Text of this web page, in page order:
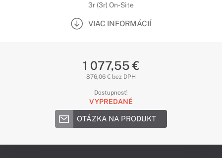
3r (3r) On-Site
VIAC INFORMÁCIÍ
1 077,55 €
876,06 € bez DPH
Dostupnosť:
VYPREDANÉ
OTÁZKA NA PRODUKT